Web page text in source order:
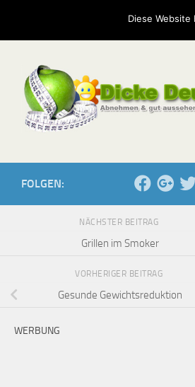
Kontakt
FOLGEN:
NÄCHSTER BEITRAG
Grillen im Smoker
VORHERIGER BEITRAG
Gesunde Gewichtsreduktion
WERBUNG
Diese